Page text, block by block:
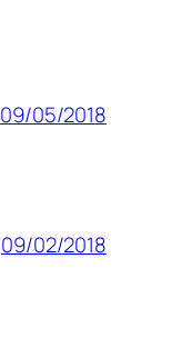
09/05/2018
09/02/2018